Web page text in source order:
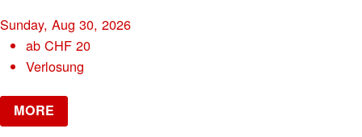
Sunday, Aug 30, 2026
abCHF 20
Verlosung
MORE